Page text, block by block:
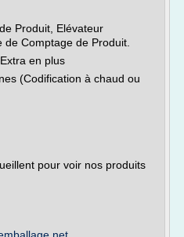
Produit, Elévateur
Comptage de Produit.
en plus
(Codification à chaud ou
pour voir nos produits